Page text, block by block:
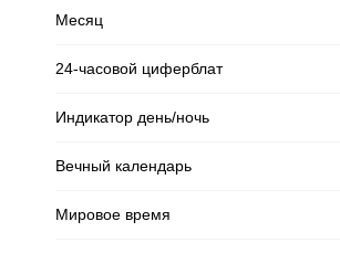
Месяц
24-часовой циферблат
Индикатор день/ночь
Вечный календарь
Мировое время